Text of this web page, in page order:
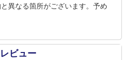
異なる箇所がございます。予め
ビュー